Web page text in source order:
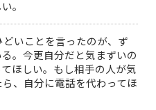
。
いことを言ったのが、ず
。今更自分だと気まずいの
ほしい。もし相手の人が気
、自分に電話を代わってほ